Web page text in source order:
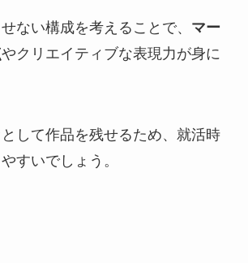
ない構成を考えることで、 マー
やクリエイティブな表現力が身に
して作品を残せるため、就活時
すいでしょう。